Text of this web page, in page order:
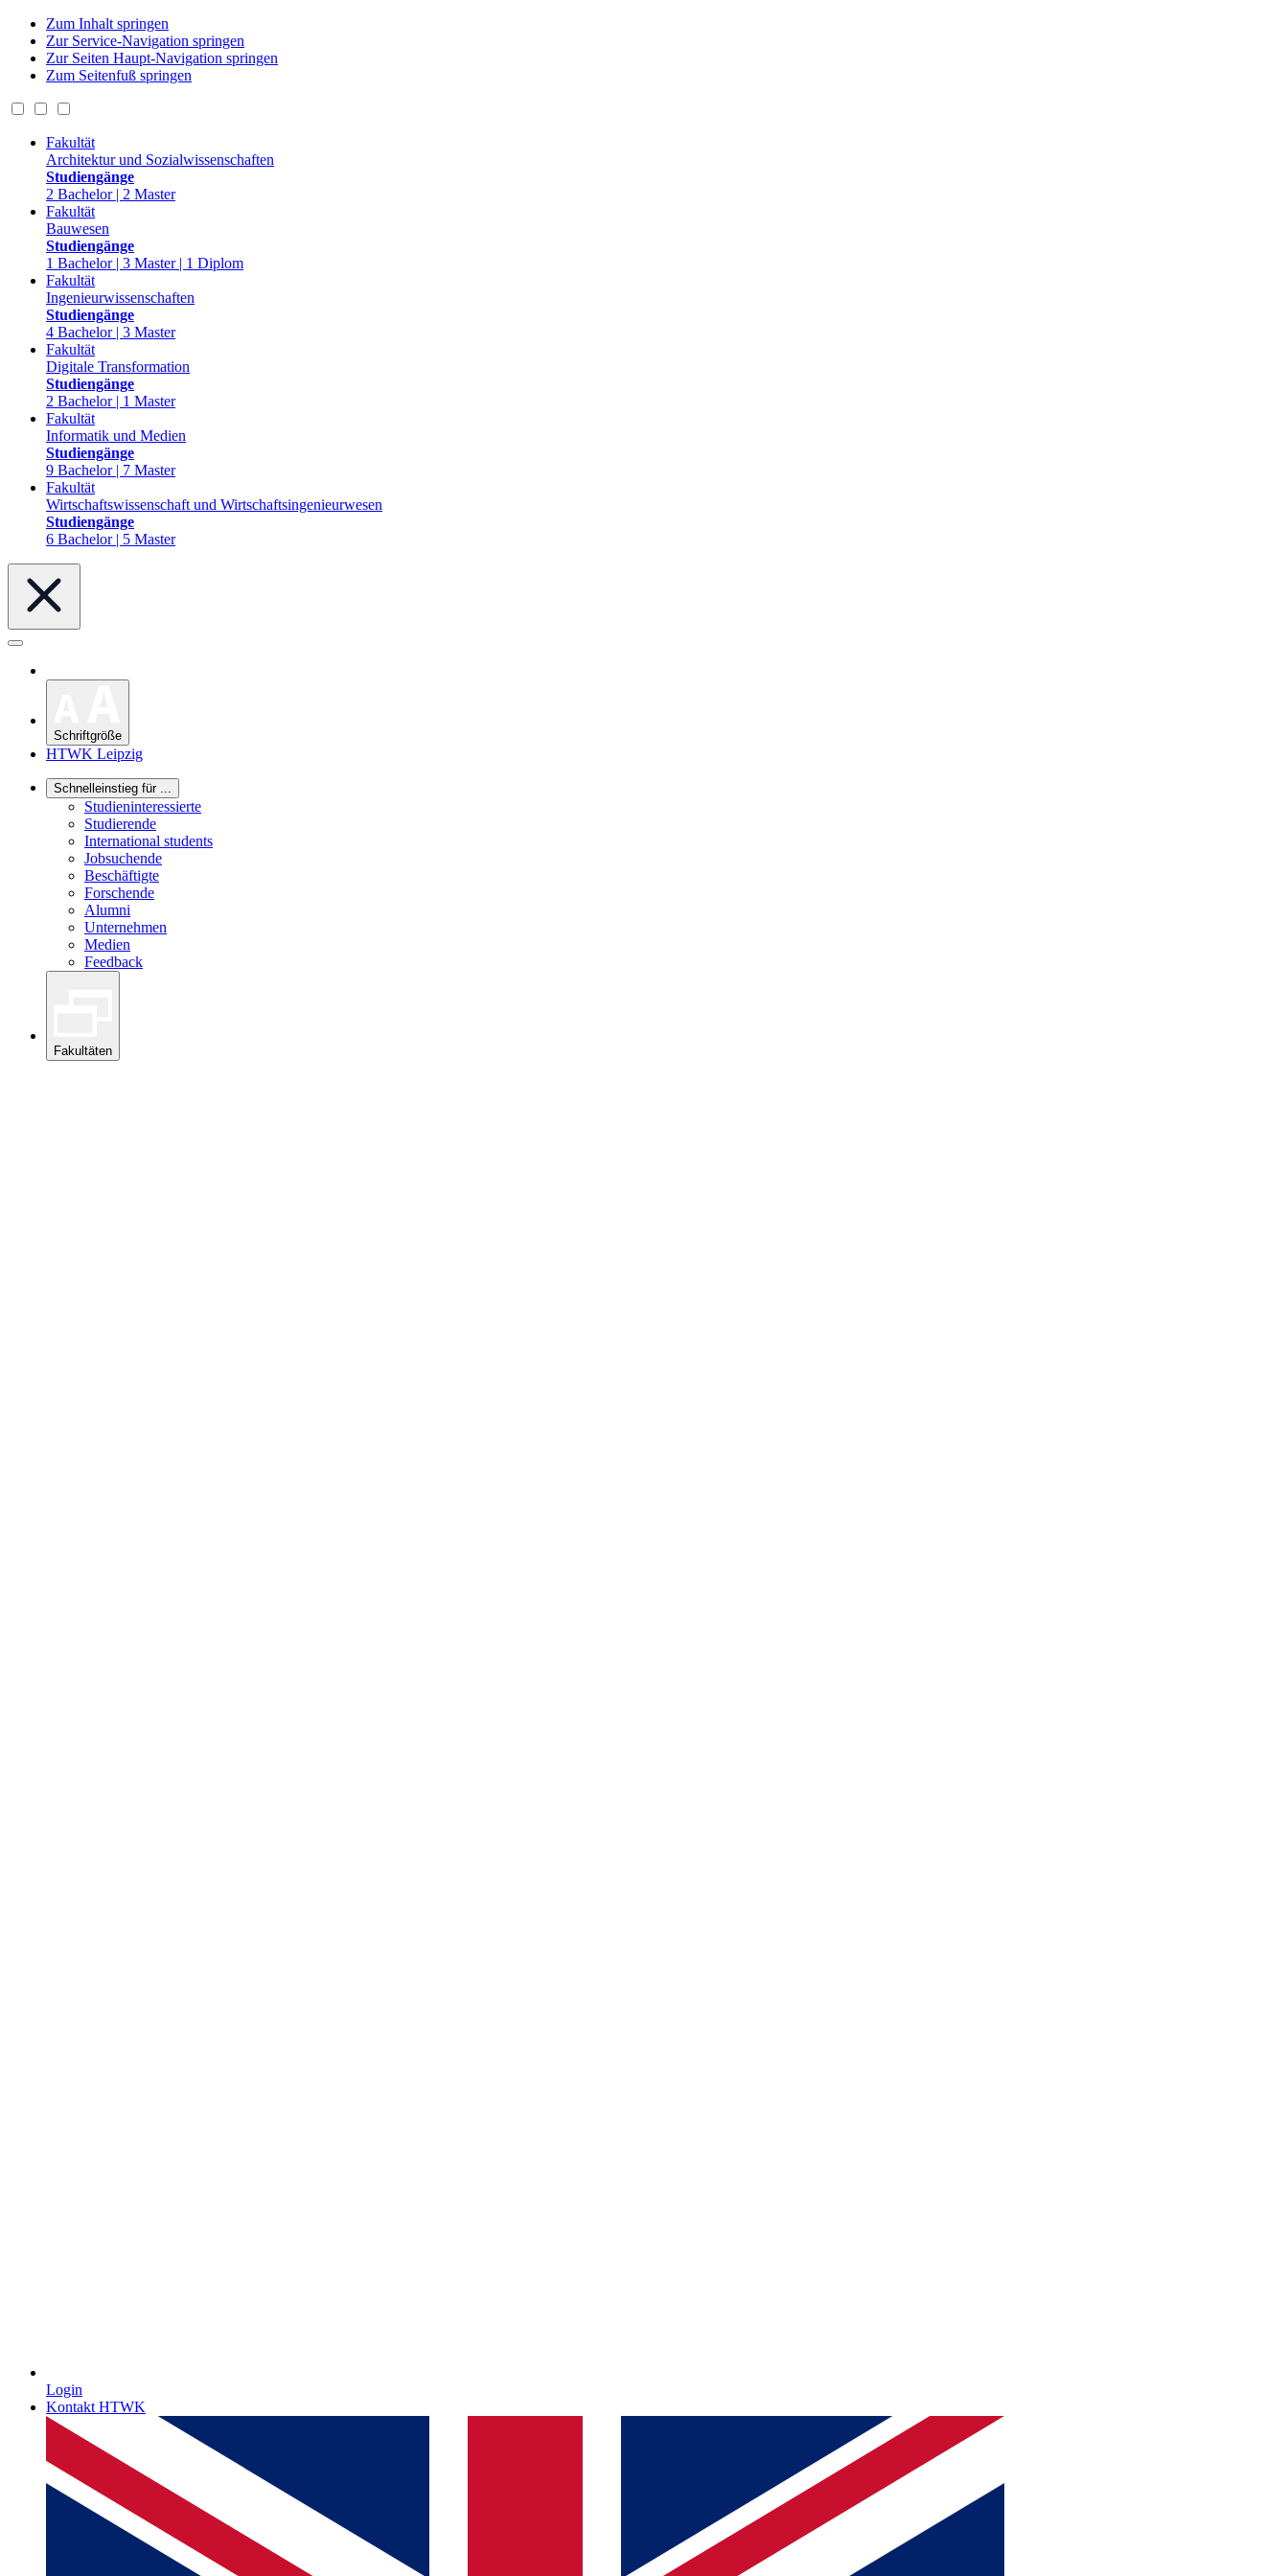
Zum Inhalt springen
Zur Service-Navigation springen
Zur Seiten Haupt-Navigation springen
Zum Seitenfuß springen
Fakultät
Architektur und Sozialwissenschaften
Studiengänge
2 Bachelor | 2 Master
Fakultät
Bauwesen
Studiengänge
1 Bachelor | 3 Master | 1 Diplom
Fakultät
Ingenieurwissenschaften
Studiengänge
4 Bachelor | 3 Master
Fakultät
Digitale Transformation
Studiengänge
2 Bachelor | 1 Master
Fakultät
Informatik und Medien
Studiengänge
9 Bachelor | 7 Master
Fakultät
Wirtschaftswissenschaft und Wirtschaftsingenieurwesen
Studiengänge
6 Bachelor | 5 Master
Schriftgröße
HTWK Leipzig
Schnelleinstieg für ...
Studieninteressierte
Studierende
International students
Jobsuchende
Beschäftigte
Forschende
Alumni
Unternehmen
Medien
Feedback
Fakultäten
Login
Kontakt HTWK